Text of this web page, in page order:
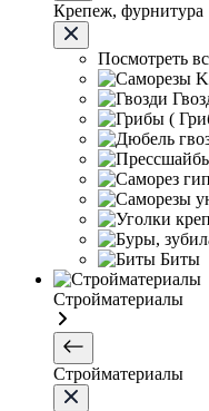
Крепеж, фурнитура
Посмотреть
Биты
Стройматериалы
Стройматериалы